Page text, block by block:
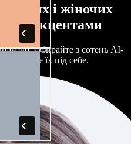
і жіночих
акцентами
Обирайте з сотень AI-
їх під себе.